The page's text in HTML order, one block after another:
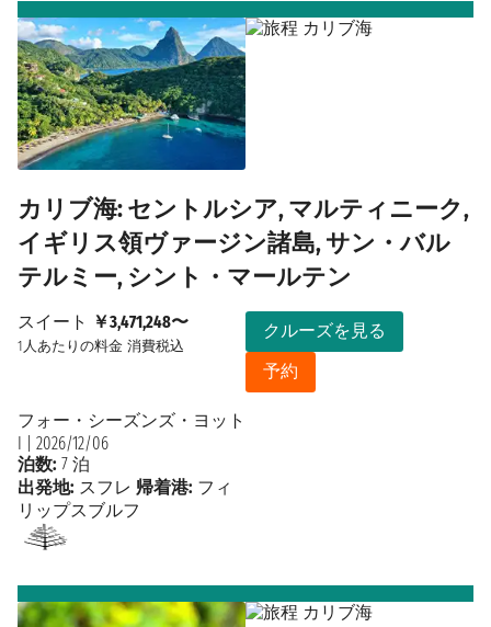
カリブ海: セントルシア, マルティニーク,
イギリス領ヴァージン諸島, サン・バル
テルミー, シント・マールテン
スイート ￥3,471,248〜
1人あたりの料金 消費税込
クルーズを見る
予約
フォー・シーズンズ・ヨット
I
2026/12/06
泊数: 7 泊
出発地: スフレ 帰着港: フィ
リップスブルフ